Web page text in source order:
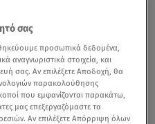
σας
προσωπικά δεδομένα,
αναγνωριστικά στοιχεία, και
σας. Αν επιλέξετε Αποδοχή, θα
παρακολούθησης
που εμφανίζονται παρακάτω,
μας επεξεργαζόμαστε τα
Αν επιλέξετε Απόρριψη όλων